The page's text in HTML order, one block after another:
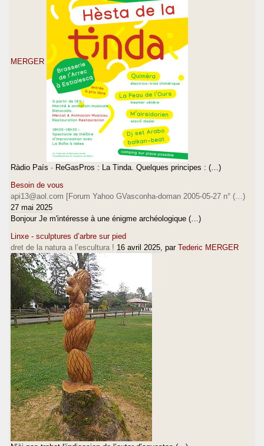
MERGER
Ràdio País · ReGasPros : La Tinda. Quelques principes : (…)
Besoin de vous
api13@aol.com [Forum Yahoo GVasconha-doman 2005-05-27 n° (…)
27 mai 2025
Bonjour Je m'intéresse à une énigme archéologique (…)
Linxe - sculptures d’arbre sur pied
dret de la natura a l’escultura ! 16 avril 2025 , par Tederic MERGER